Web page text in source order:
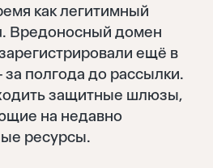
как легитимный
Вредоносный домен
ещё в
полгода до рассылки.
защитные шлюзы,
на недавно
ресурсы.